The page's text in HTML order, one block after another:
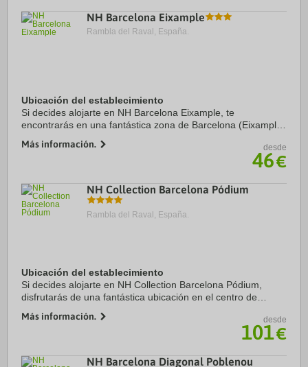
NH Barcelona Eixample
Rambla del Raval, España.
Ubicación del establecimiento
Si decides alojarte en NH Barcelona Eixample, te
encontrarás en una fantástica zona de Barcelona (Eixample)
y Plaza de Catalunya. Además, este hotel ...
Más información. desde
46€
NH Collection Barcelona Pódium
Rambla del Raval, España.
Ubicación del establecimiento
Si decides alojarte en NH Collection Barcelona Pódium,
disfrutarás de una fantástica ubicación en el centro de
de Plaza de Catalunya. Además, ...
Más información. desde
101€
NH Barcelona Diagonal Poblenou